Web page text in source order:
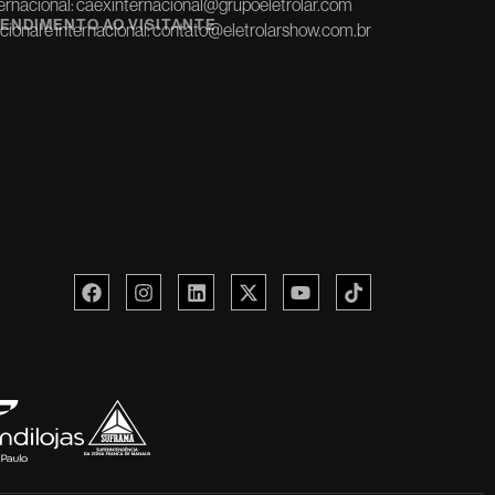
caexinternacional@grupoeletrolar.com
AO VISITANTE
e internacional:contato@eletrolarshow.com.br